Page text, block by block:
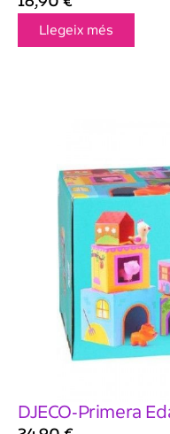
Llegeix més
DJECO-Primera